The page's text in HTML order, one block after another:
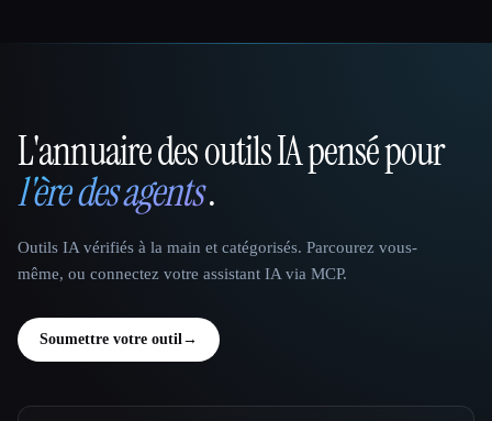
That AI Collection
L'annuaire des outils IA pensé pour
l'ère des agents.
Outils IA vérifiés à la main et catégorisés. Parcourez vous-
même, ou connectez votre assistant IA via MCP.
Soumettre votre outil→